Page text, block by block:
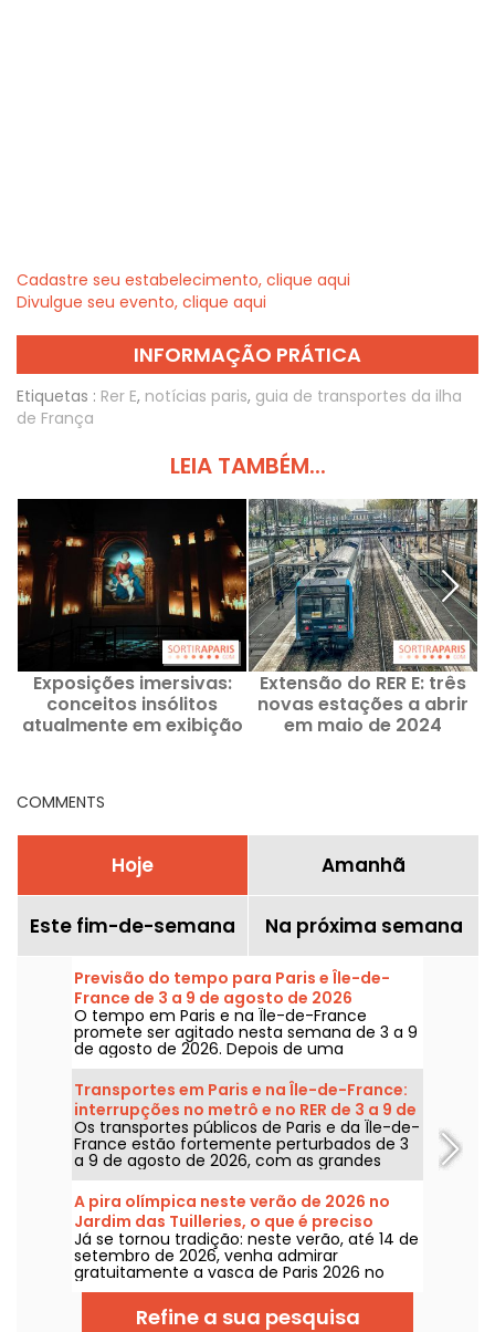
Cadastre seu estabelecimento, clique aqui
Divulgue seu evento, clique aqui
INFORMAÇÃO PRÁTICA
Etiquetas : Rer E, notícias paris, guia de transportes da ilha
de França
LEIA TAMBÉM...
Exposições imersivas:
conceitos insólitos
atualmente em exibição
Extensão do RER E: três
novas estações a abrir
em maio de 2024
COMMENTS
Hoje Amanhã
Este fim-de-semana Na próxima semana
Previsão do tempo para Paris e Île-de-
France de 3 a 9 de agosto de 2026
O tempo em Paris e na Île-de-France
promete ser agitado nesta semana de 3 a 9
de agosto de 2026. Depois de uma
segunda-feira de calor extremo, com risco
de tempestades, as temperaturas vão cair
gradualmente antes do retorno de tempo
mais quente e ensolarado para o fim de
semana.
Transportes em Paris e na Île-de-France:
interrupções no metrô e no RER de 3 a 9 de
agosto de 2026
Os transportes públicos de Paris e da Île-de-
France estão fortemente perturbados de 3
a 9 de agosto de 2026, com as grandes
obras de verão que afetam gravemente
algumas linhas, segundo a RATP e a SNCF.
A pira olímpica neste verão de 2026 no
Jardim das Tuilleries, o que é preciso
saber
Já se tornou tradição: neste verão, até 14 de
setembro de 2026, venha admirar
gratuitamente a vasca de Paris 2026 no
Jardim das Tulherias.
Refine a sua pesquisa